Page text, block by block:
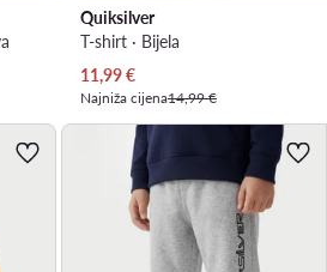
Quiksilver
T-shirt · Bijela
Trenutna cijena
11,99€
Najniža cijena14,99 €